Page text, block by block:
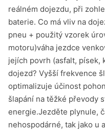
reálném dojezdu, při
baterie. Co má vliv na
pneu + použitý vzorek
motoru)váha jezdce
jejích povrh (asfalt, písek,
dojezd? Vyšší frekvence
optimalizuje účinost
šlapání na těžké převody
energie.Jezděte plynule,
nehospodárné, tak jako u